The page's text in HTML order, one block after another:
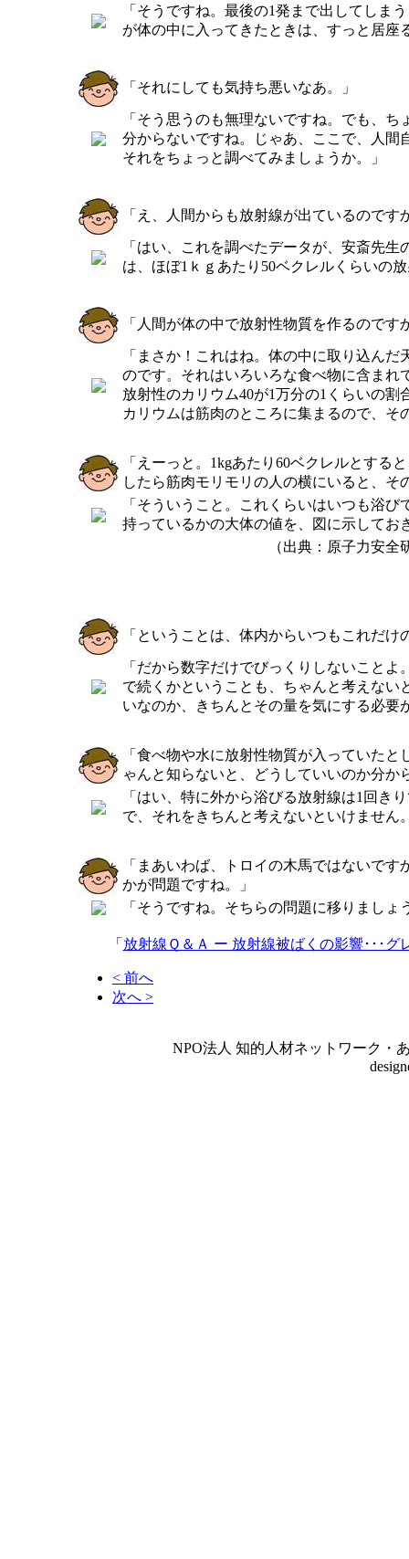
「そうですね。最後の1発まで出してしま
が体の中に入ってきたときは、すっと居
「それにしても気持ち悪いなあ。」
「そう思うのも無理ないですね。でも、
分からないですね。じゃあ、ここで、人間
それをちょっと調べてみましょうか。」
「え、人間からも放射線が出ているのです
「はい、これを調べたデータが、安斎先生
は、ほぼ1ｋｇあたり50ベクレルくらいの
「人間が体の中で放射性物質を作るのです
「まさか！これはね。体の中に取り込ん
のです。それはいろいろな食べ物に含まれ
放射性のカリウム40が1万分の1くらいの
カリウムは筋肉のところに集まるので、
「えーっと。1kgあたり60ベクレルとする
したら筋肉モリモリの人の横にいると、
「そういうこと。これくらいはいつも浴
持っているかの大体の値を、図に示してお
（出典：原子力安
「ということは、体内からいつもこれだ
「だから数字だけでびっくりしないこと
で続くかということも、ちゃんと考えな
いなのか、きちんとその量を気にする必要
「食べ物や水に放射性物質が入っていた
ゃんと知らないと、どうしていいのか分か
「はい、特に外から浴びる放射線は1回き
で、それをきちんと考えないといけませ
「まあいわば、トロイの木馬ではないで
かが問題ですね。」
「そうですね。そちらの問題に移りましょ
「 放射線Ｑ＆Ａ ー 放射線被ばくの影響･･･
< 前へ
次へ >
NPO法人 知的人材ネットワーク・